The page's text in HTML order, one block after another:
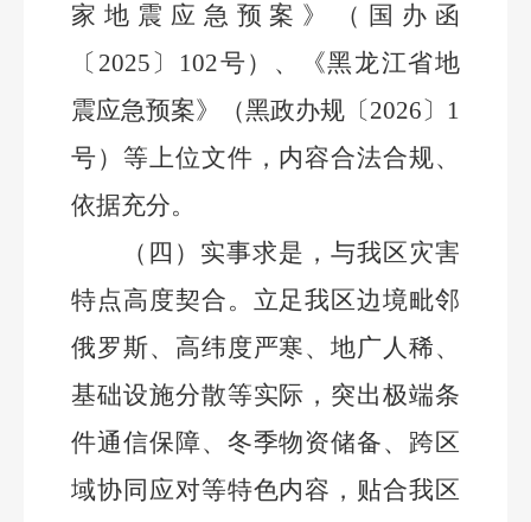
家地震应急预案》
（ 国办函
〔 2025 〕 102号）、
《黑龙江省地
震应急预案》（黑政办规 〔2026〕 1
号）等上位文件，内容合法合规、
依据充分。
（四）实事求是，与我区灾害
特点高度契合。 立足我区边境毗邻
俄罗斯、高纬度严寒、地广人稀、
基础设施分散等实际，突出极端条
件通信保障、冬季物资储备、跨区
域协同应对等特色内容，贴合我区